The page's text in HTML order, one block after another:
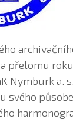
přelomu
Nymburk a.
svého